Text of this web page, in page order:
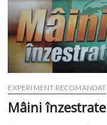
EXPERIMENT RECOMANDAT
Mâini înzestrate